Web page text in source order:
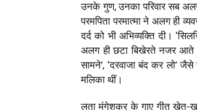
उनके गुण, उनका परिवार सब
परमपिता परमात्मा ने अलग ही
दर्द को भी अभिव्यक्ति दी।
अलग ही छटा बिखेरते नजर आते
सामने’, ‘दरवाजा बंद कर लो’
मलिका थीं।
लता मंगेशकर के गाए गीत खेत-